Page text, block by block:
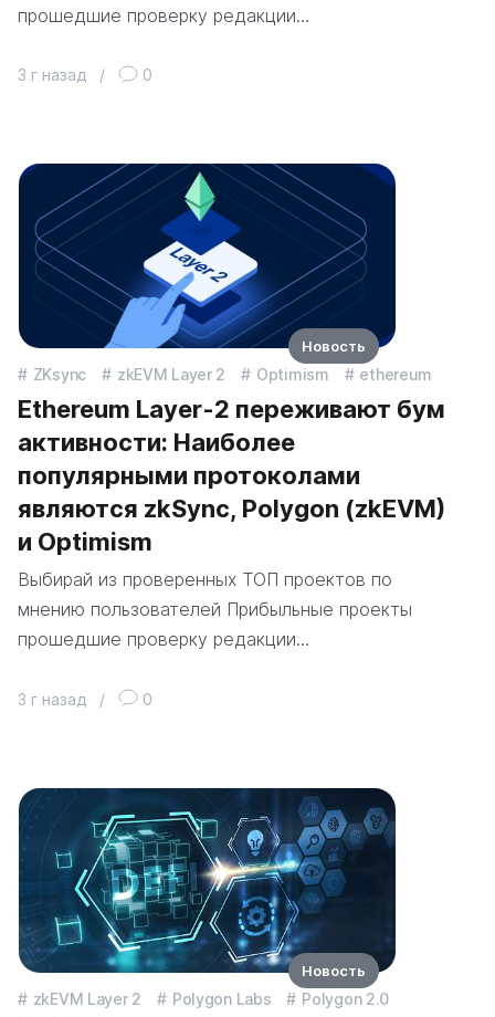
прошедшие проверку редакции…
3 г назад / 0
ZKsync zkEVM Layer 2 Optimism ethereum
Ethereum Layer-2 переживают бум
активности: Наиболее
популярными протоколами
являются zkSync, Polygon (zkEVM)
и Optimism
Выбирай из проверенных ТОП проектов по
мнению пользователей Прибыльные проекты
прошедшие проверку редакции…
3 г назад / 0
Новость
zkEVM Layer 2 Polygon Labs
Polygon 2.0
Новость